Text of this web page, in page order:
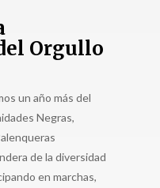
Orgullo
un año más del
Negras,
de la diversidad
en marchas,